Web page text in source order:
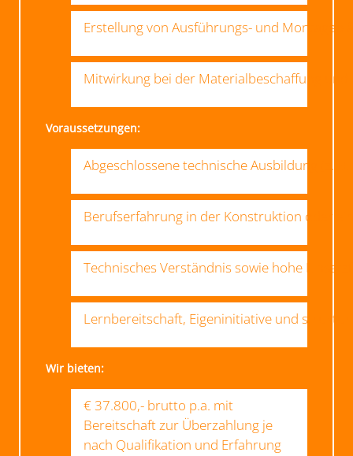
Erstellung von Ausführungs- und
Mitwirkung bei der Materialbeschaffung
Voraussetzungen:
Abgeschlossene technische Ausbildung (z.
Berufserfahrung in der Konstruktion oder
Technisches Verständnis sowie hohe
Lernbereitschaft, Eigeninitiative und
Wir bieten:
€ 37.800,- brutto p.a. mit
Bereitschaft zur Überzahlung je
nach Qualifikation und Erfahrung